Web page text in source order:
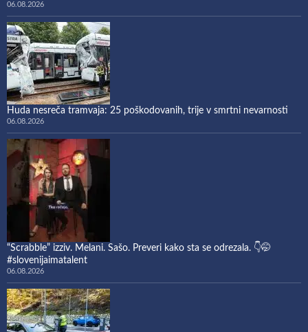
06.08.2026
Huda nesreča tramvaja: 25 poškodovanih, trije v smrtni nevarnosti
06.08.2026
“Scrabble” izziv. Melani. Sašo. Preveri kako sta se odrezala. 👇🤭
#slovenijaimatalent
06.08.2026